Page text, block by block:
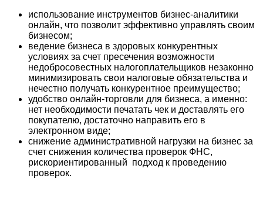
использование инструментов бизнес-аналитики
онлайн, что позволит эффективно управлять своим
бизнесом;
ведение бизнеса в здоровых конкурентных
условиях за счет пресечения возможности
недобросовестных налогоплательщиков незаконно
минимизировать свои налоговые обязательства и
нечестно получать конкурентное преимущество;
удобство онлайн-торговли для бизнеса, а именно:
нет необходимости печатать чек и доставлять его
покупателю, достаточно направить его в
электронном виде;
снижение административной нагрузки на бизнес за
счет снижения количества проверок ФНС,
рискориентированный подход к проведению
проверок.